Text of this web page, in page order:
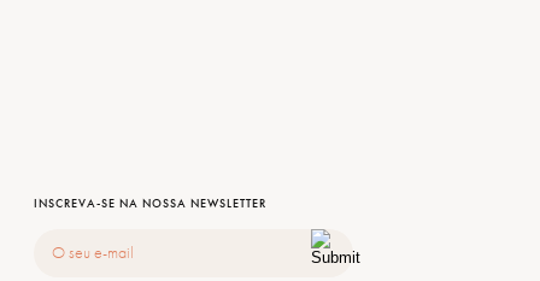
INSCREVA-SE NA NOSSA NEWSLETTER